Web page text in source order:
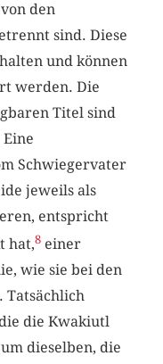
den
sind. Diese
und können
werden. Die
Titel sind
Schwiegervater
jeweils als
entspricht
hat,8 einer
wie sie bei den
Tatsächlich
die Kwakiutl
dieselben, die